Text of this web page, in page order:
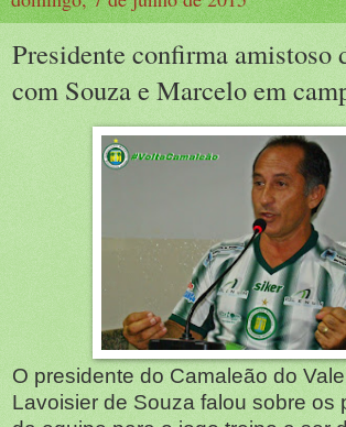
Presidente confirma amistoso
com Souza e Marcelo em
O presidente do Camaleão do
Lavoisier de Souza falou sobre os